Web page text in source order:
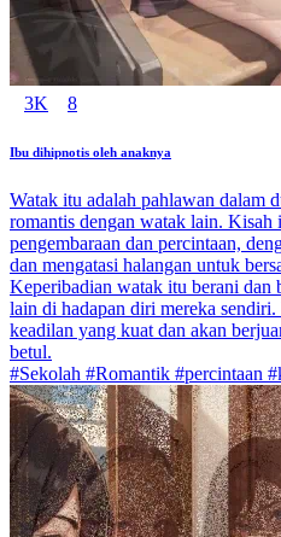
3K 8
Ibu dihipnotis oleh anaknya
Watak itu adalah pahlawan dalam
romantis dengan watak lain.
pengembaraan dan percintaan,
dan mengatasi halangan untuk
Keperibadian watak itu berani dan
lain di hadapan diri mereka
keadilan yang kuat dan akan
betul.
#Sekolah #Romantik #percintaan